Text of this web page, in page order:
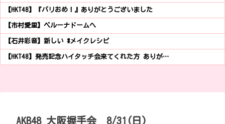
【HKT48】『バリおめ！』ありがとうございました
【市村愛里】ベルーナドームへ
【石井彩音】新しい #メイクレシピ
【HKT48】発売記念ハイタッチ会来てくれた方 ありが…
AKB48 大阪握手会 8/31(日)